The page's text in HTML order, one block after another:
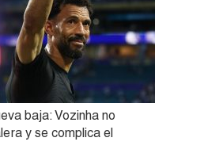
baja: Vozinha no
y se complica el